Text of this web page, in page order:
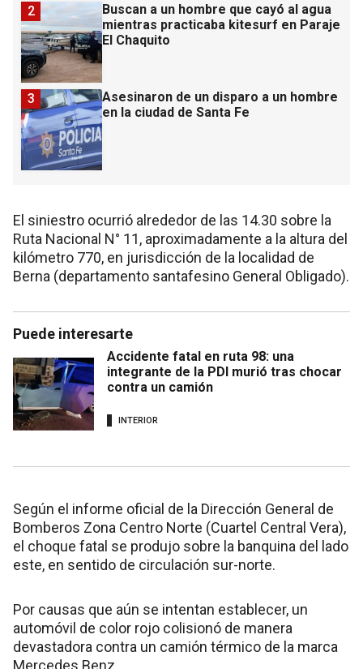
Buscan a un hombre que cayó al agua
mientras practicaba kitesurf en Paraje
El Chaquito
2
Asesinaron de un disparo a un hombre
en la ciudad de Santa Fe
3
El siniestro ocurrió alrededor de las 14.30 sobre la
Ruta Nacional N° 11, aproximadamente a la altura del
kilómetro 770, en jurisdicción de la localidad de
Berna (departamento santafesino General Obligado).
Puede interesarte
Accidente fatal en ruta 98: una
integrante de la PDI murió tras chocar
contra un camión
INTERIOR
Según el informe oficial de la Dirección General de
Bomberos Zona Centro Norte (Cuartel Central Vera),
el choque fatal se produjo sobre la banquina del lado
este, en sentido de circulación sur-norte.
Por causas que aún se intentan establecer, un
automóvil de color rojo colisionó de manera
devastadora contra un camión térmico de la marca
Mercedes Benz.